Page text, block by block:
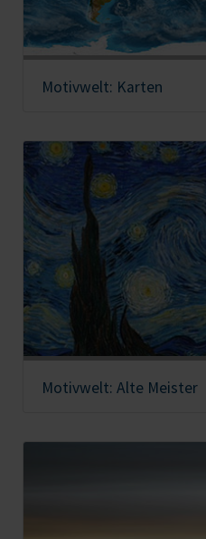
Motivwelt: Karten
Motivwelt: Alte Meister